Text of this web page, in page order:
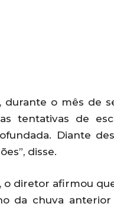
durante o mês de
tentativas de
Diante
disse.
o diretor afirmou
da chuva